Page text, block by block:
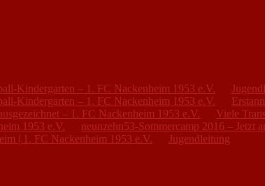
Kindergarten – 1. FC Nackenheim 1953 e.V.
Kindergarten – 1. FC Nackenheim 1953 e.V.
– 1. FC Nackenheim 1953 e.V.
Viele
1953 e.V.
neunzehn53-Sommercamp 2016 – Jetzt
| 1. FC Nackenheim 1953 e.V.
Jugendleitung